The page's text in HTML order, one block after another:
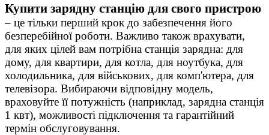
Купити зарядну станцію для свого пристрою
– це тільки перший крок до забезпечення його
безперебійної роботи. Важливо також врахувати,
для яких цілей вам потрібна станція зарядна: для
дому, для квартири, для котла, для ноутбука, для
холодильника, для військових, для комп'ютера, для
телевізора. Вибираючи відповідну модель,
враховуйте її потужність (наприклад, зарядна станція
1 квт), можливості підключення та гарантійний
термін обслуговування.